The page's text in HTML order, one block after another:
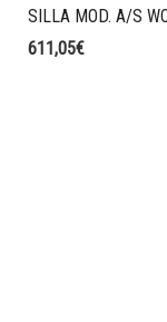
611,05€